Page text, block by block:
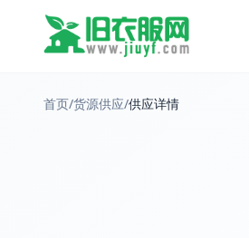
首页/货源供应/供应详情